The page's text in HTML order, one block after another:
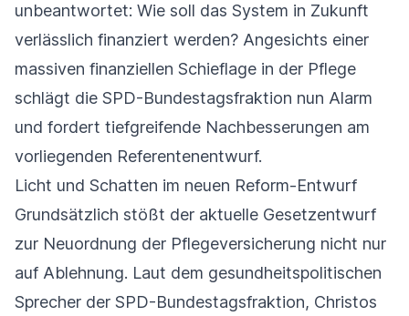
unbeantwortet: Wie soll das System in Zukunft
verlässlich finanziert werden? Angesichts einer
massiven finanziellen Schieflage in der Pflege
schlägt die SPD-Bundestagsfraktion nun Alarm
und fordert tiefgreifende Nachbesserungen am
vorliegenden Referentenentwurf.
Licht und Schatten im neuen Reform-Entwurf
Grundsätzlich stößt der aktuelle Gesetzentwurf
zur Neuordnung der Pflegeversicherung nicht nur
auf Ablehnung. Laut dem gesundheitspolitischen
Sprecher der SPD-Bundestagsfraktion, Christos